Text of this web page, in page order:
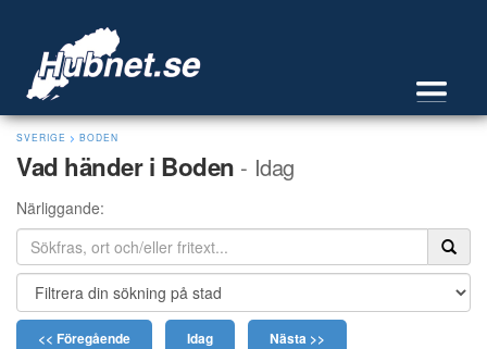
SVERIGE > BODEN
Vad händer i Boden - Idag
Närliggande:
<< Föregående Idag Nästa >>